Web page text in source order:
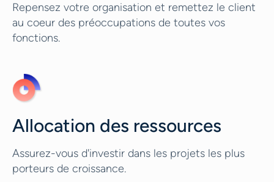
Repensez votre organisation et remettez le client
au coeur des préoccupations de toutes vos
fonctions.
Allocation des ressources
Assurez-vous d'investir dans les projets les plus
porteurs de croissance.